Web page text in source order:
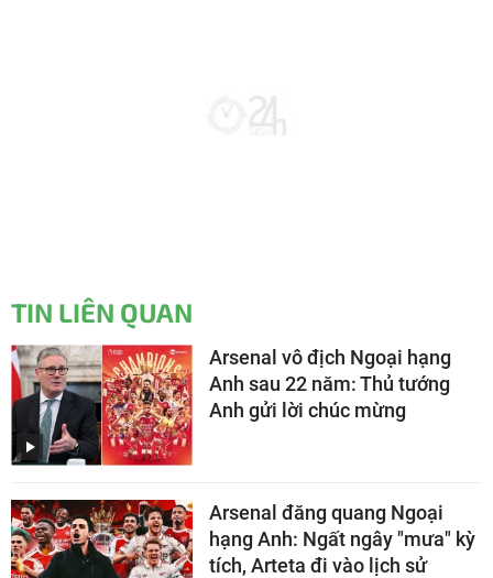
TIN LIÊN QUAN
Arsenal vô địch Ngoại hạng
Anh sau 22 năm: Thủ tướng
Anh gửi lời chúc mừng
Arsenal đăng quang Ngoại
hạng Anh: Ngất ngây "mưa" kỳ
tích, Arteta đi vào lịch sử